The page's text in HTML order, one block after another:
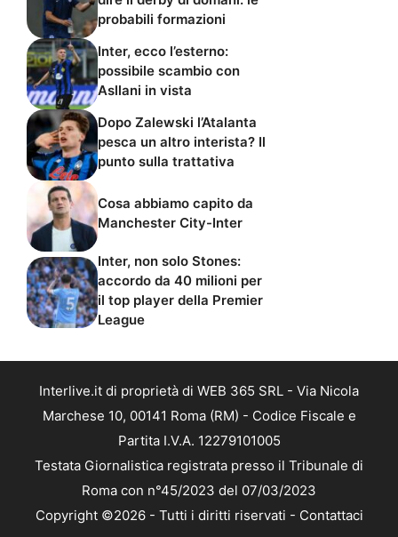
probabili formazioni
Inter, ecco l’esterno:
possibile scambio con
Asllani in vista
Dopo Zalewski l’Atalanta
pesca un altro interista? Il
punto sulla trattativa
Cosa abbiamo capito da
Manchester City-Inter
Inter, non solo Stones:
accordo da 40 milioni per
il top player della Premier
League
Interlive.it di proprietà di WEB 365 SRL - Via Nicola
Marchese 10, 00141 Roma (RM) - Codice Fiscale e
Partita I.V.A. 12279101005
Testata Giornalistica registrata presso il Tribunale di
Roma con n°45/2023 del 07/03/2023
Copyright ©2026 - Tutti i diritti riservati - Contattaci